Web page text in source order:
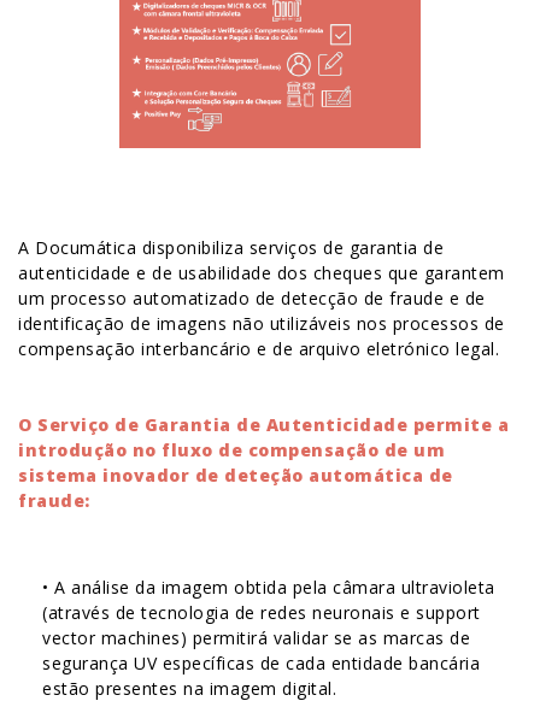
A Documática disponibiliza serviços de garantia de
autenticidade e de usabilidade dos cheques que garantem
um processo automatizado de detecção de fraude e de
identificação de imagens não utilizáveis nos processos de
compensação interbancário e de arquivo eletrónico legal.
O Serviço de Garantia de Autenticidade permite a
introdução no fluxo de compensação de um
sistema inovador de deteção automática de
fraude:
• A análise da imagem obtida pela câmara ultravioleta
(através de tecnologia de redes neuronais e support
vector machines) permitirá validar se as marcas de
segurança UV específicas de cada entidade bancária
estão presentes na imagem digital.